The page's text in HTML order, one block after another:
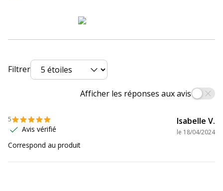
155 mm
Garantie
Garantie commerciale 25 ans
Filtrer
Afficher les réponses aux avis
5
Avis vérifié
Isabelle V.
le 18/04/2024
Correspond au produit